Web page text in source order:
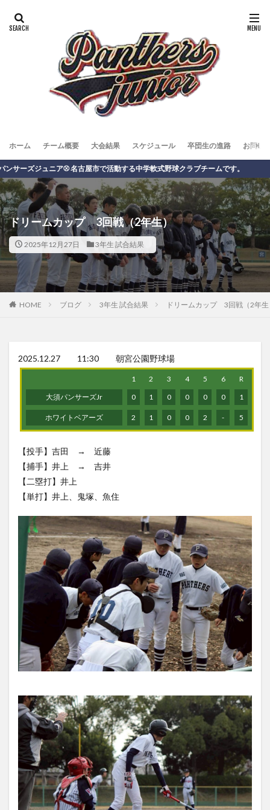
ホーム チーム概要 大会結果 スケジュール 卒団生の進路 お問い
ュニア⚾️ 名古屋市で活動する中学軟式野球クラブチームです。
ドリームカップ 3回戦（2年生）
2025年12月27日 3年生 試合結果
HOME ブログ 3年生 試合結果 ドリームカップ 3回戦（2年生
2025.12.27 11:30 朝宮公園野球場
1 2 3 4 5 6
R
大須パンサーズJr
0 1 0 0 0 0 1
ホワイトベアーズ 2 1 0 0 2 - 5
【投手】吉田 → 近藤
【捕手】井上 → 吉井
【二塁打】井上
【単打】井上、鬼塚、魚住